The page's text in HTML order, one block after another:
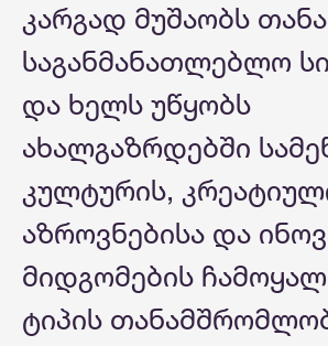
კარგად მუშაობს
საგანმანათლებლო
და ხელს უწყობს
ახალგაზრდებში
კულტურის,
აზროვნებისა და
მიდგომების
ტიპის